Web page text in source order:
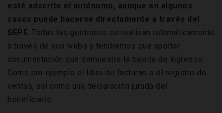
esté adscrito el autónomo, aunque en algunos
casos puede hacerse directamente a través del
SEPE. Todas las gestiones se realizan telemáticamente
a través de sus webs y tendremos que aportar
documentación que demuestre la bajada de ingresos.
Como por ejemplo el libro de facturas o el registro de
ventas, así como una declaración jurada del
beneficiario.